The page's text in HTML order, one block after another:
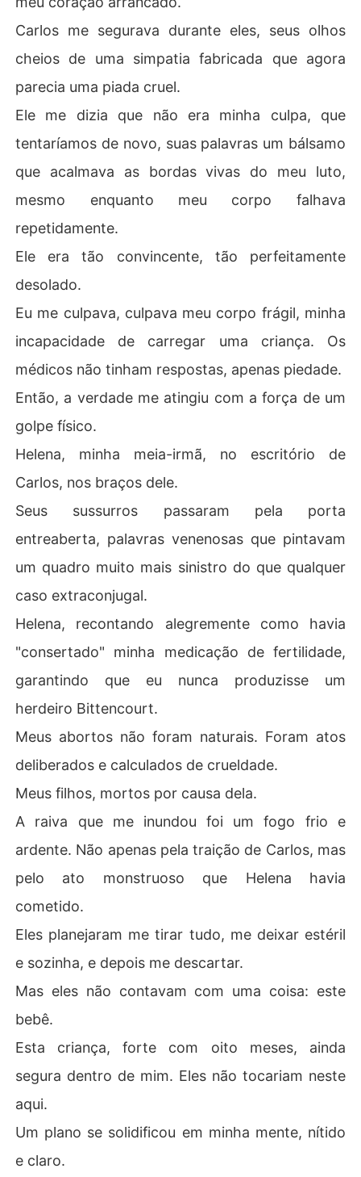
Carlos me segurava durante eles, seus olhos
cheios de uma simpatia fabricada que agora
parecia uma piada cruel.
Ele me dizia que não era minha culpa, que
tentaríamos de novo, suas palavras um bálsamo
que acalmava as bordas vivas do meu luto,
mesmo enquanto meu corpo falhava
repetidamente.
Ele era tão convincente, tão perfeitamente
desolado.
Eu me culpava, culpava meu corpo frágil, minha
incapacidade de carregar uma criança. Os
médicos não tinham respostas, apenas piedade.
Então, a verdade me atingiu com a força de um
golpe físico.
Helena, minha meia-irmã, no escritório de
Carlos, nos braços dele.
Seus sussurros passaram pela porta
entreaberta, palavras venenosas que pintavam
um quadro muito mais sinistro do que qualquer
caso extraconjugal.
Helena, recontando alegremente como havia
"consertado" minha medicação de fertilidade,
garantindo que eu nunca produzisse um
herdeiro Bittencourt.
Meus abortos não foram naturais. Foram atos
deliberados e calculados de crueldade.
Meus filhos, mortos por causa dela.
A raiva que me inundou foi um fogo frio e
ardente. Não apenas pela traição de Carlos, mas
pelo ato monstruoso que Helena havia
cometido.
Eles planejaram me tirar tudo, me deixar estéril
e sozinha, e depois me descartar.
Mas eles não contavam com uma coisa: este
bebê.
Esta criança, forte com oito meses, ainda
segura dentro de mim. Eles não tocariam neste
aqui.
Um plano se solidificou em minha mente, nítido
e claro.